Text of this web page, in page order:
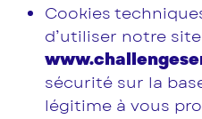
Cookies
d’utiliser notre site
sécurité sur la
légitime à vous